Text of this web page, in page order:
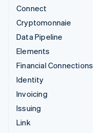
Connect
Cryptomonnaie
Data Pipeline
Elements
Financial Connections
Identity
Invoicing
Issuing
Link